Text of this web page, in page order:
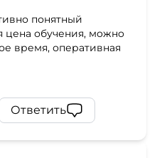
понятный
цена обучения, можно
время, оперативная
Ответить